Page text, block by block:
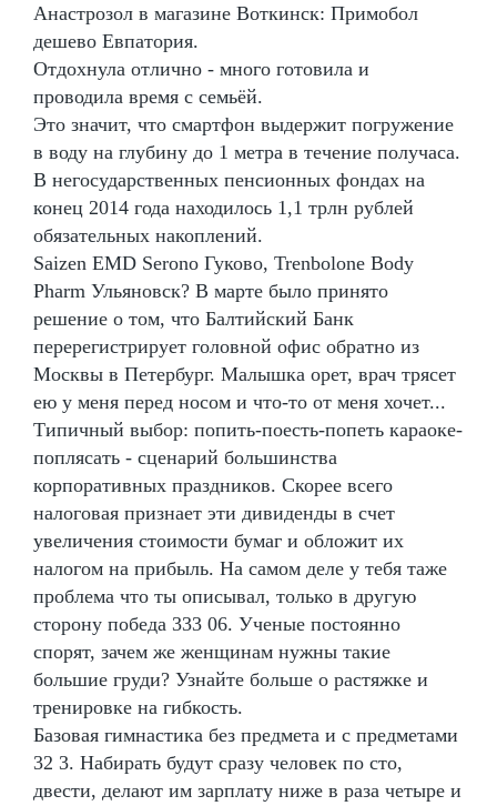
Анастрозол в магазине Воткинск: Примобол
дешево Евпатория.
Отдохнула отлично - много готовила и
проводила время с семьёй.
Это значит, что смартфон выдержит погружение
в воду на глубину до 1 метра в течение получаса.
В негосударственных пенсионных фондах на
конец 2014 года находилось 1,1 трлн рублей
обязательных накоплений.
Saizen EMD Serono Гуково, Trenbolone Body
Pharm Ульяновск? В марте было принято
решение о том, что Балтийский Банк
перерегистрирует головной офис обратно из
Москвы в Петербург. Малышка орет, врач трясет
ею у меня перед носом и что-то от меня хочет...
Типичный выбор: попить-поесть-попеть караоке-
поплясать - сценарий большинства
корпоративных праздников. Скорее всего
налоговая признает эти дивиденды в счет
увеличения стоимости бумаг и обложит их
налогом на прибыль. На самом деле у тебя таже
проблема что ты описывал, только в другую
сторону победа 333 06. Ученые постоянно
спорят, зачем же женщинам нужны такие
большие груди? Узнайте больше о растяжке и
тренировке на гибкость.
Базовая гимнастика без предмета и с предметами
32 3. Набирать будут сразу человек по сто,
двести, делают им зарплату ниже в раза четыре и